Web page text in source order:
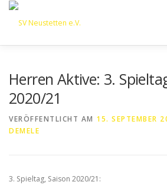
Zum
springen
Herren Aktive: 3.
2020/21
VERÖFFENTLICHT AM 15. SEPTEMBER
DEMELE
3. Spieltag, Saison 2020/21: